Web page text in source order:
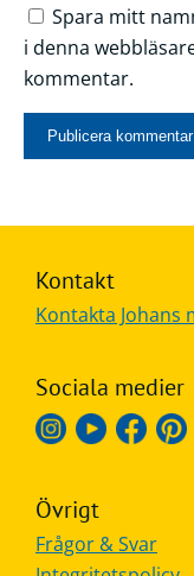
Spara mitt
i denna
kommentar.
Kontakt
Kontakta Johans
Sociala medier
Övrigt
Frågor & Svar